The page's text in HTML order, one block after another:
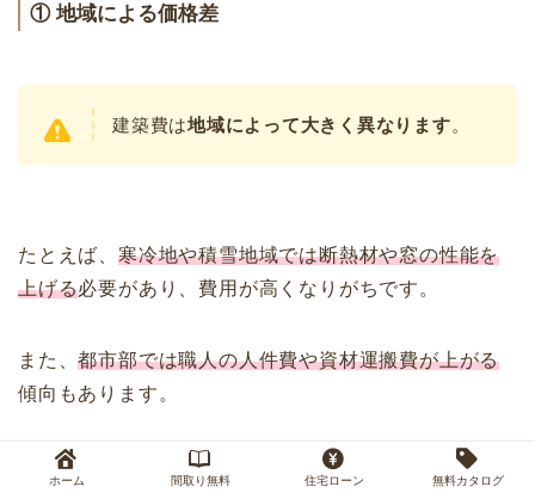
① 地域による価格差
建築費は地域によって大きく異なります。
たとえば、 寒冷地や積雪地域では断熱材や窓の性能を
上げる必要があり、費用が高くなりがちです。
また、都市部では職人の人件費や資材運搬費が上がる
傾向もあります。
ホーム 間取り無料 住宅ローン 無料カタログ